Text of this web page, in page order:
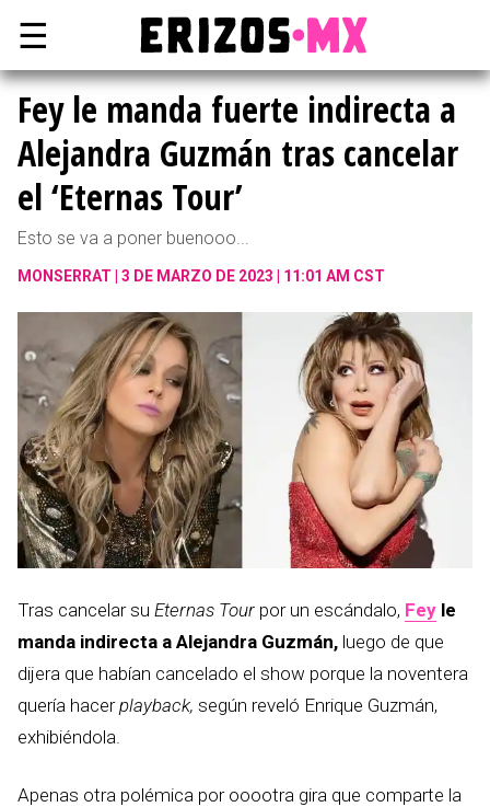
☰
Fey le manda fuerte indirecta a
Alejandra Guzmán tras cancelar
el ‘Eternas Tour’
Esto se va a poner buenooo...
MONSERRAT 3 DE MARZO DE 2023 | 11:01 AM CST
Tras cancelar su Eternas Tour por un escándalo, Fey le
manda indirecta a Alejandra Guzmán, luego de que
dijera que habían cancelado el show porque la noventera
quería hacerplayback, según reveló Enrique Guzmán,
exhibiéndola.
Apenas otra polémica por ooootra gira que comparte la